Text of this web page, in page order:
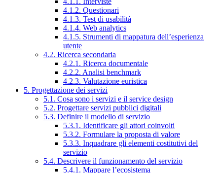
4.1.2. Questionari
4.1.3. Test di usabilità
4.1.4. Web analytics
4.1.5. Strumenti di mappatura dell’esperienza
utente
4.2. Ricerca secondaria
4.2.1. Ricerca documentale
4.2.2. Analisi benchmark
4.2.3. Valutazione euristica
5. Progettazione dei servizi
5.1. Cosa sono i servizi e il service design
5.2. Progettare servizi pubblici digitali
5.3. Definire il modello di servizio
5.3.1. Identificare gli attori coinvolti
5.3.2. Formulare la proposta di valore
5.3.3. Inquadrare gli elementi costitutivi del
servizio
5.4. Descrivere il funzionamento del servizio
5.4.1. Mappare l’ecosistema